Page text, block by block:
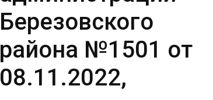
Березовского
района №1501 от
08.11.2022,